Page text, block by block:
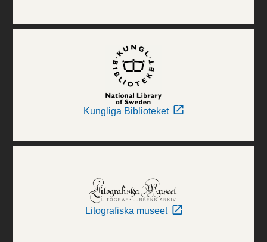
Kungliga Biblioteket
Litografiska museet